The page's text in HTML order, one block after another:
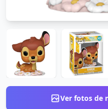
Ver fotos de